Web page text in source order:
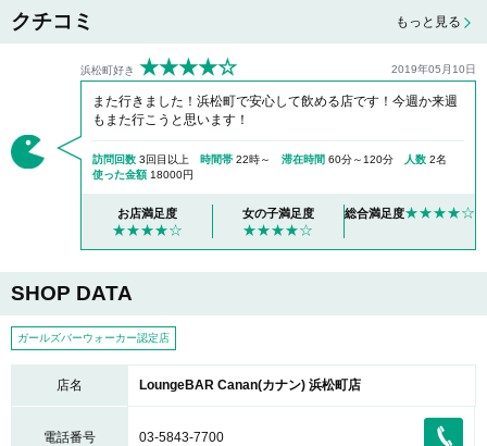
クチコミ もっと見る
浜松町好き ★★★★☆ 2019年05月10日
また行きました！浜松町で安心して飲める店です！今週か来週
もまた行こうと思います！
訪問回数 3回目以上 時間帯 22時～ 滞在時間 60分～120分 人数 2名
使った金額 18000円
お店満足度
★★★★☆
女の子満足度
★★★★☆
総合満足度★★★★☆
SHOP DATA
ガールズバーウォーカー認定店
店名 LoungeBAR Canan(カナン) 浜松町店
電話番号 03-5843-7700